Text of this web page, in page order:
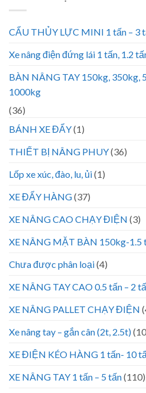
CẨU THỦY LỰC MINI 1 tấn – 3
Xe nâng điện đứng lái 1 tấn, 1.2
BÀN NÂNG TAY 150kg, 350kg,
1000kg
(36)
BÁNH XE ĐẨY(1)
THIẾT BỊ NÂNG PHUY(36)
Lốp xe xúc, đào, lu, ủi(1)
XE ĐẨY HÀNG(37)
XE NÂNG CAO CHẠY ĐIỆN (3)
XE NÂNG MẶT BÀN 150kg-1.5
Chưa được phân loại(4)
XE NÂNG TAY CAO 0.5 tấn – 2
XE NÂNG PALLET CHẠY ĐIỆN
Xe nâng tay – gắn cân (2t, 2.5t)
XE ĐIỆN KÉO HÀNG 1 tấn- 10
XE NÂNG TAY 1 tấn – 5 tấn(110)